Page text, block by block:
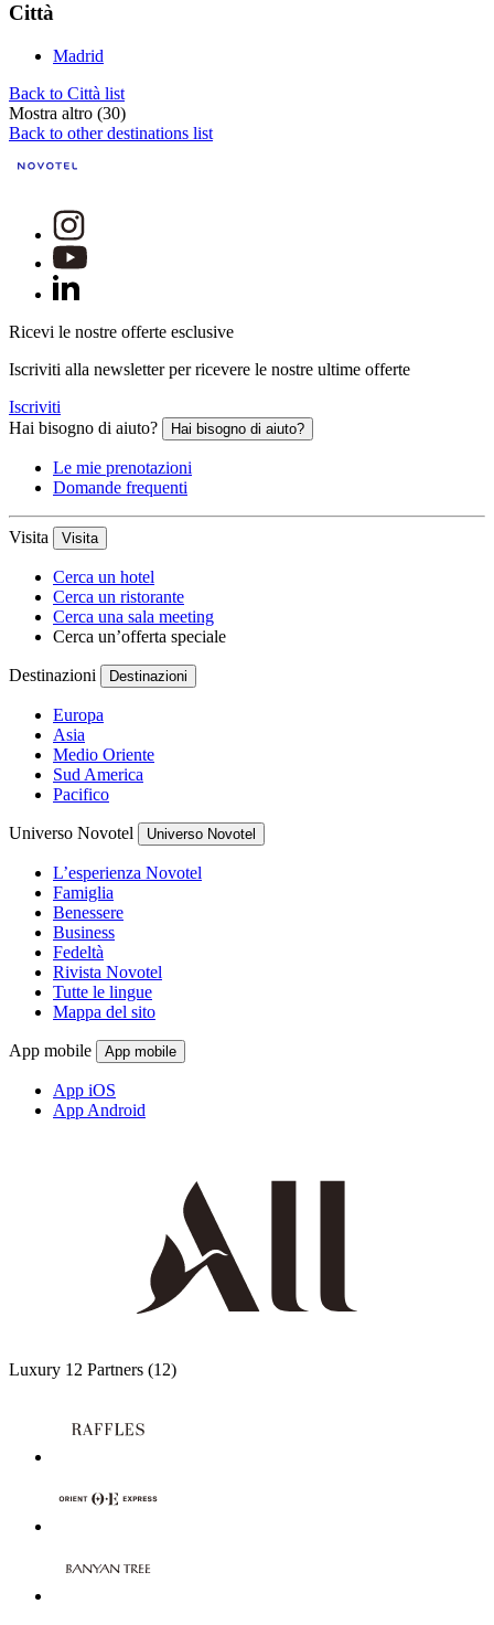
Città
Madrid
Back to Città list
Mostra altro (30)
Back to other destinations list
Ricevi le nostre offerte esclusive
Iscriviti alla newsletter per ricevere le nostre ultime offerte
Iscriviti
Hai bisogno di aiuto?
Hai bisogno di aiuto?
Le mie prenotazioni
Domande frequenti
Visita Visita
Cerca un hotel
Cerca un ristorante
Cerca una sala meeting
Cerca un’offerta speciale
Destinazioni Destinazioni
Europa
Asia
Medio Oriente
Sud America
Pacifico
Universo Novotel Universo Novotel
L’esperienza Novotel
Famiglia
Benessere
Business
Fedeltà
Rivista Novotel
Tutte le lingue
Mappa del sito
App mobile App mobile
App iOS
App Android
Luxury 12 Partners (12)